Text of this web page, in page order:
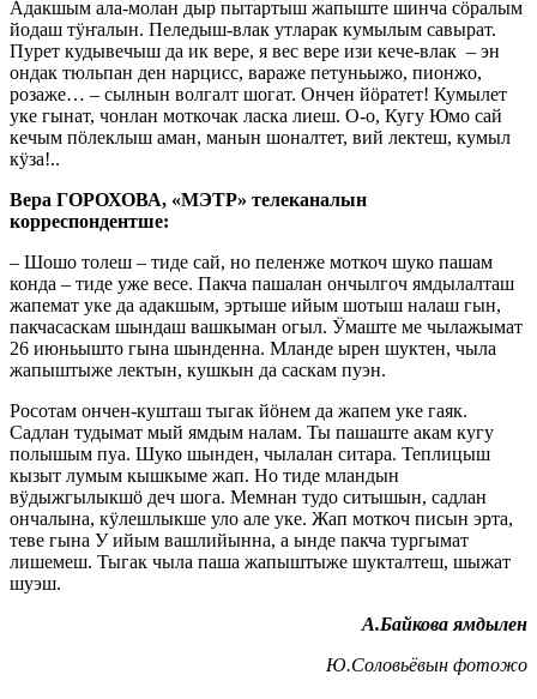
Адакшым ала-молан дыр пытартыш жапыште шинча сӧралым
йодаш тӱҥалын. Пеледыш-влак утларак кумылым савырат.
Пурет кудывечыш да ик вере, я вес вере изи кече-влак – эн
ондак тюльпан ден нарцисс, вараже петуньыжо, пионжо,
розаже… – сылнын волгалт шогат. Ончен йӧратет! Кумылет
уке гынат, чонлан моткочак ласка лиеш. О-о, Кугу Юмо сай
кечым пӧлеклыш аман, манын шоналтет, вий лектеш, кумыл
кӱза!..
Вера ГОРОХОВА, «МЭТР» телеканалын
корреспондентше:
– Шошо толеш – тиде сай, но пеленже моткоч шуко пашам
конда – тиде уже весе. Пакча пашалан ончылгоч ямдылалташ
жапемат уке да адакшым, эртыше ийым шотыш налаш гын,
пакчасаскам шындаш вашкыман огыл. Ӱмаште ме чылажымат
26 июньышто гына шынденна. Мланде ырен шуктен, чыла
жапыштыже лектын, кушкын да саскам пуэн.
Росотам ончен-кушташ тыгак йӧнем да жапем уке гаяк.
Садлан тудымат мый ямдым налам. Ты пашаште акам кугу
полышым пуа. Шуко шынден, чылалан ситара. Теплицыш
кызыт лумым кышкыме жап. Но тиде мландын
вӱдыжгылыкшӧ деч шога. Мемнан тудо ситышын, садлан
ончалына, кӱлешлыкше уло але уке. Жап моткоч писын эрта,
теве гына У ийым вашлийынна, а ынде пакча тургымат
лишемеш. Тыгак чыла паша жапыштыже шукталтеш, шыжат
шуэш.
А.Байкова ямдылен
Ю.Соловьёвын фотожо